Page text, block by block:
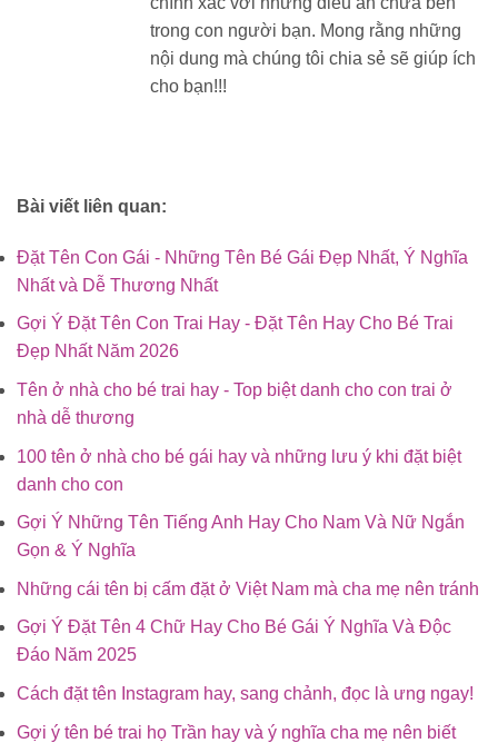
trong con người bạn. Mong rằng những
nội dung mà chúng tôi chia sẻ sẽ giúp ích
cho bạn!!!
Bài viết liên quan:
Đặt Tên Con Gái - Những Tên Bé Gái Đẹp Nhất, Ý Nghĩa
Nhất và Dễ Thương Nhất
Gợi Ý Đặt Tên Con Trai Hay - Đặt Tên Hay Cho Bé Trai
Đẹp Nhất Năm 2026
Tên ở nhà cho bé trai hay - Top biệt danh cho con trai ở
nhà dễ thương
100 tên ở nhà cho bé gái hay và những lưu ý khi đặt biệt
danh cho con
Gợi Ý Những Tên Tiếng Anh Hay Cho Nam Và Nữ Ngắn
Gọn & Ý Nghĩa
Những cái tên bị cấm đặt ở Việt Nam mà cha mẹ nên tránh
Gợi Ý Đặt Tên 4 Chữ Hay Cho Bé Gái Ý Nghĩa Và Độc
Đáo Năm 2025
Cách đặt tên Instagram hay, sang chảnh, đọc là ưng ngay!
Gợi ý tên bé trai họ Trần hay và ý nghĩa cha mẹ nên biết